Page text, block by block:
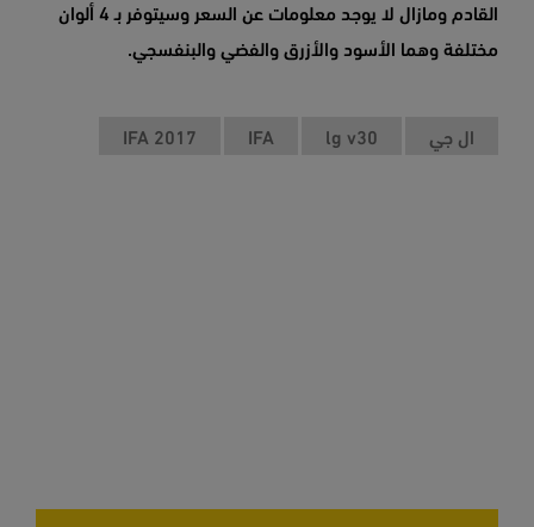
القادم ومازال لا يوجد معلومات عن السعر وسيتوفر بـ 4 ألوان
مختلفة وهما الأسود والأزرق والفضي والبنفسجي.
ال جي lg v30
IFA
IFA 2017